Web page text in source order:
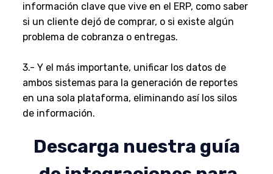
información clave que vive en el ERP, como saber
si un cliente dejó de comprar, o si existe algún
problema de cobranza o entregas.
3.- Y el más importante, unificar los datos de
ambos sistemas para la generación de reportes
en una sola plataforma, eliminando así los silos
de información.
Descarga nuestra guía